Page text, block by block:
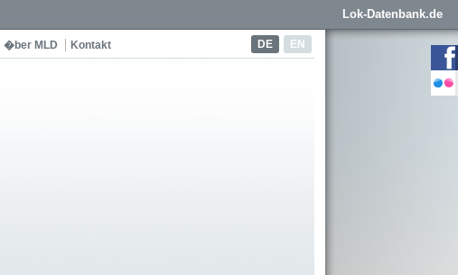
Lok-Datenbank.de
DE EN
�ber MLD Kontakt